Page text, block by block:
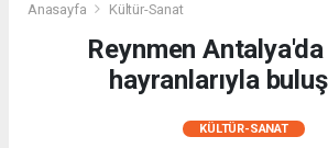
Anasayfa Kültür-Sanat
Reynmen
hayranlarıyla
KÜLTÜR-SANAT